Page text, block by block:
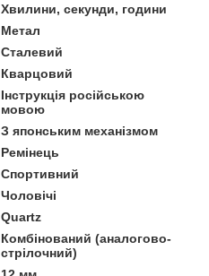
Хвилини, секунди, години
Метал
Сталевий
Кварцовий
Інструкція російською
мовою
З японським механізмом
Ремінець
Спортивний
Чоловічі
Quartz
Комбінований (аналогово-
стрілочний)